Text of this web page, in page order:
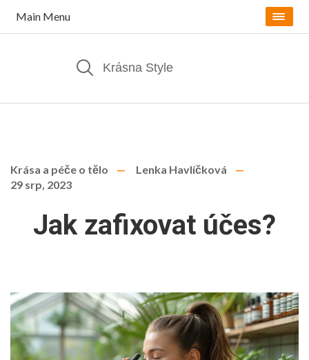
Main Menu
Krása a péče o tělo
Lenka Havlíčková
29 srp, 2023
Jak zafixovat účes?